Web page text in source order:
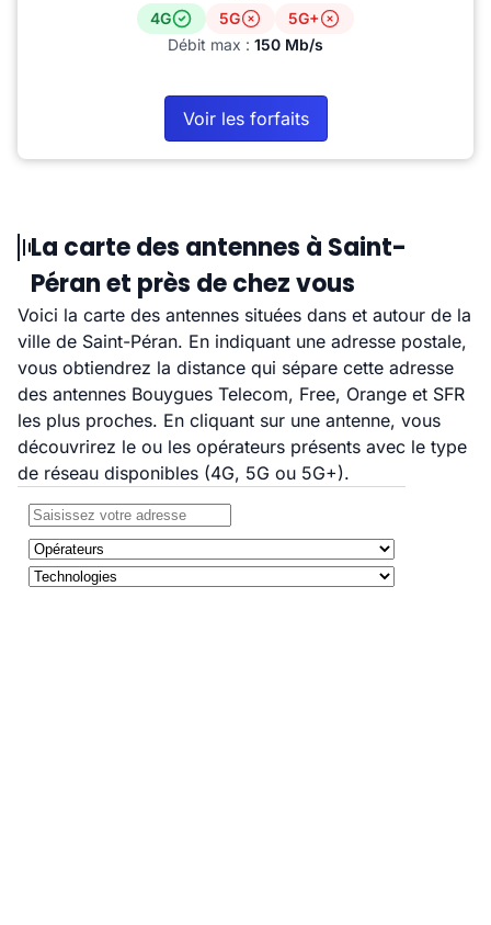
4G 5G
5G+
Débit max : 150 Mb/s
Voir les forfaits
La carte des antennes à Saint-
Péran et près de chez vous
Voici la carte des antennes situées dans et autour de la
ville de Saint-Péran. En indiquant une adresse postale,
vous obtiendrez la distance qui sépare cette adresse
des antennes Bouygues Telecom, Free, Orange et SFR
les plus proches. En cliquant sur une antenne, vous
découvrirez le ou les opérateurs présents avec le type
de réseau disponibles (4G, 5G ou 5G+).